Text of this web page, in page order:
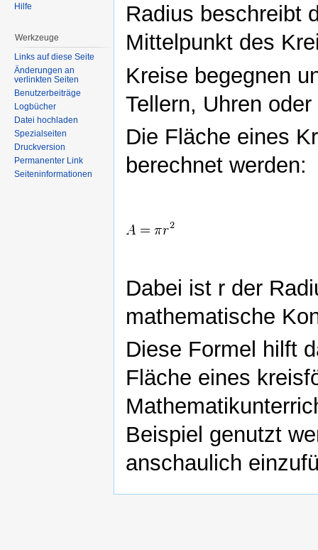
Radius beschreibt
Mittelpunkt des
Kreise begegnen
Tellern, Uhren
Die Fläche eines
berechnet werden:
Dabei ist r der
mathematische
Diese Formel hilft
Fläche eines
Beispiel genutzt
anschaulich
Hilfe
Werkzeuge
Links auf diese Seite
Änderungen an
verlinkten Seiten
Benutzerbeiträge
Logbücher
Datei hochladen
Spezialseiten
Druckversion
Permanenter Link
Seiteninformationen